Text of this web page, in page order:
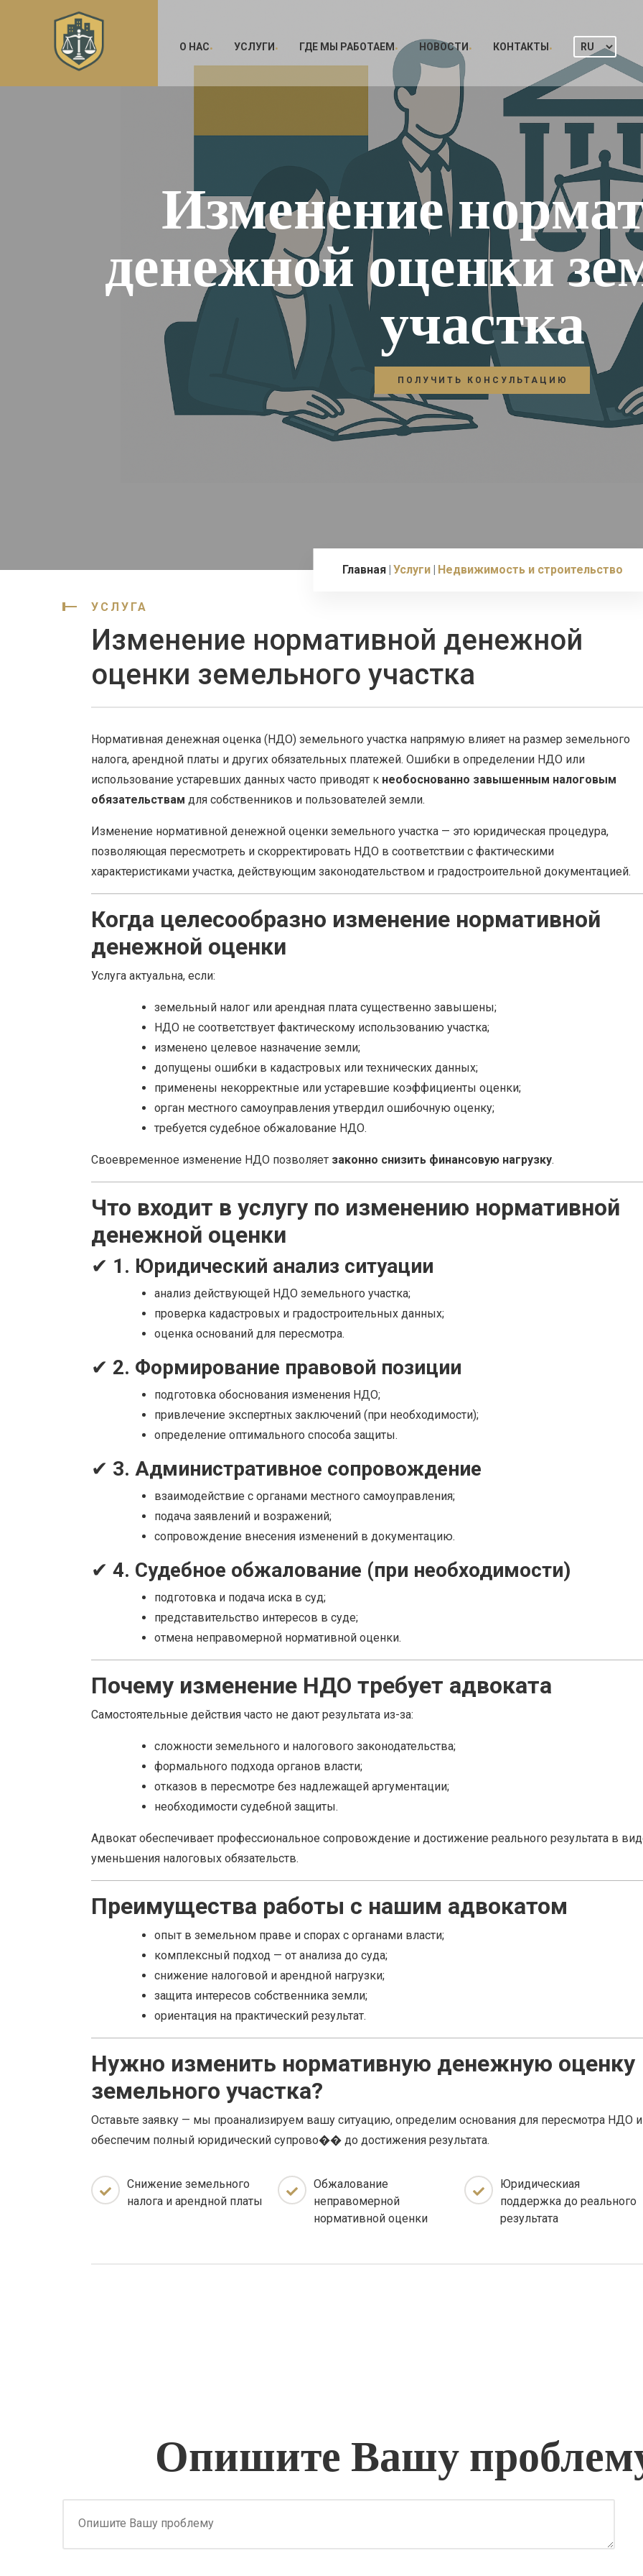
О НАС УСЛУГИ ГДЕ МЫ РАБОТАЕМ НОВОСТИ КОНТАКТЫ
Изменение
денежной оценки
участка
ПОЛУЧИТЬ КОНСУЛЬТАЦИЮ
Главная Услуги Недвижимость и строительство
УСЛУГА
Изменение нормативной денежной
оценки земельного участка
Нормативная денежная оценка (НДО) земельного участка напрямую влияет на размер земельного
налога, арендной платы и других обязательных платежей. Ошибки в определении НДО или
использование устаревших данных часто приводят к необоснованно завышенным налоговым
обязательствам для собственников и пользователей земли.
Изменение нормативной денежной оценки земельного участка — это юридическая процедура,
позволяющая пересмотреть и скорректировать НДО в соответствии с фактическими
характеристиками участка, действующим законодательством и градостроительной документацией.
Когда целесообразно изменение нормативной
денежной оценки
Услуга актуальна, если:
земельный налог или арендная плата существенно завышены;
НДО не соответствует фактическому использованию участка;
изменено целевое назначение земли;
допущены ошибки в кадастровых или технических данных;
применены некорректные или устаревшие коэффициенты оценки;
орган местного самоуправления утвердил ошибочную оценку;
требуется судебное обжалование НДО.
Своевременное изменение НДО позволяет законно снизить финансовую нагрузку.
Что входит в услугу по изменению нормативной
денежной оценки
✔ 1. Юридический анализ ситуации
анализ действующей НДО земельного участка;
проверка кадастровых и градостроительных данных;
оценка оснований для пересмотра.
✔ 2. Формирование правовой позиции
подготовка обоснования изменения НДО;
привлечение экспертных заключений (при необходимости);
определение оптимального способа защиты.
✔ 3. Административное сопровождение
взаимодействие с органами местного самоуправления;
подача заявлений и возражений;
сопровождение внесения изменений в документацию.
✔ 4. Судебное обжалование (при необходимости)
подготовка и подача иска в суд;
представительство интересов в суде;
отмена неправомерной нормативной оценки.
Почему изменение НДО требует адвоката
Самостоятельные действия часто не дают результата из-за:
сложности земельного и налогового законодательства;
формального подхода органов власти;
отказов в пересмотре без надлежащей аргументации;
необходимости судебной защиты.
Адвокат обеспечивает профессиональное сопровождение и достижение реального результата в
уменьшения налоговых обязательств.
Преимущества работы с нашим адвокатом
опыт в земельном праве и спорах с органами власти;
комплексный подход — от анализа до суда;
снижение налоговой и арендной нагрузки;
защита интересов собственника земли;
ориентация на практический результат.
Нужно изменить нормативную денежную оценку
земельного участка?
Оставьте заявку — мы проанализируем вашу ситуацию, определим основания для пересмотра НДО и
обеспечим полный юридический супрово�� до достижения результата.
Снижение земельного
налога и арендной платы
Обжалование
неправомерной
нормативной оценки
Юридическиая
поддержка до реального
результата
Опишите Вашу